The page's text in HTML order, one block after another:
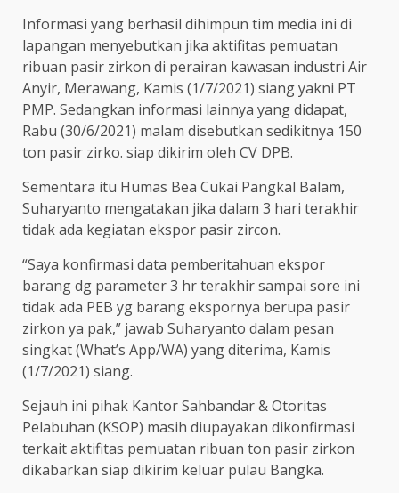
Informasi yang berhasil dihimpun tim media ini di
lapangan menyebutkan jika aktifitas pemuatan
ribuan pasir zirkon di perairan kawasan industri Air
Anyir, Merawang, Kamis (1/7/2021) siang yakni PT
PMP. Sedangkan informasi lainnya yang didapat,
Rabu (30/6/2021) malam disebutkan sedikitnya 150
ton pasir zirko. siap dikirim oleh CV DPB.
Sementara itu Humas Bea Cukai Pangkal Balam,
Suharyanto mengatakan jika dalam 3 hari terakhir
tidak ada kegiatan ekspor pasir zircon.
“Saya konfirmasi data pemberitahuan ekspor
barang dg parameter 3 hr terakhir sampai sore ini
tidak ada PEB yg barang ekspornya berupa pasir
zirkon ya pak,” jawab Suharyanto dalam pesan
singkat (What’s App/WA) yang diterima, Kamis
(1/7/2021) siang.
Sejauh ini pihak Kantor Sahbandar & Otoritas
Pelabuhan (KSOP) masih diupayakan dikonfirmasi
terkait aktifitas pemuatan ribuan ton pasir zirkon
dikabarkan siap dikirim keluar pulau Bangka.